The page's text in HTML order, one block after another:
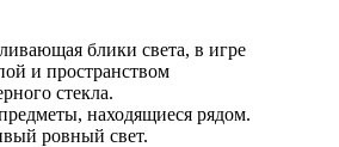
блики света, в игре
и пространством
стекла.
находящиеся рядом.
ровный свет.